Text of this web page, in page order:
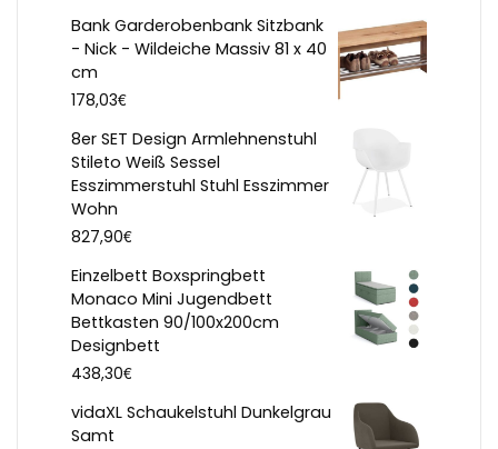
Bank Garderobenbank Sitzbank
- Nick - Wildeiche Massiv 81 x 40
cm
178,03€
8er SET Design Armlehnenstuhl
Stileto Weiß Sessel
Esszimmerstuhl Stuhl Esszimmer
Wohn
827,90€
Einzelbett Boxspringbett
Monaco Mini Jugendbett
Bettkasten 90/100x200cm
Designbett
438,30€
vidaXL Schaukelstuhl Dunkelgrau
Samt